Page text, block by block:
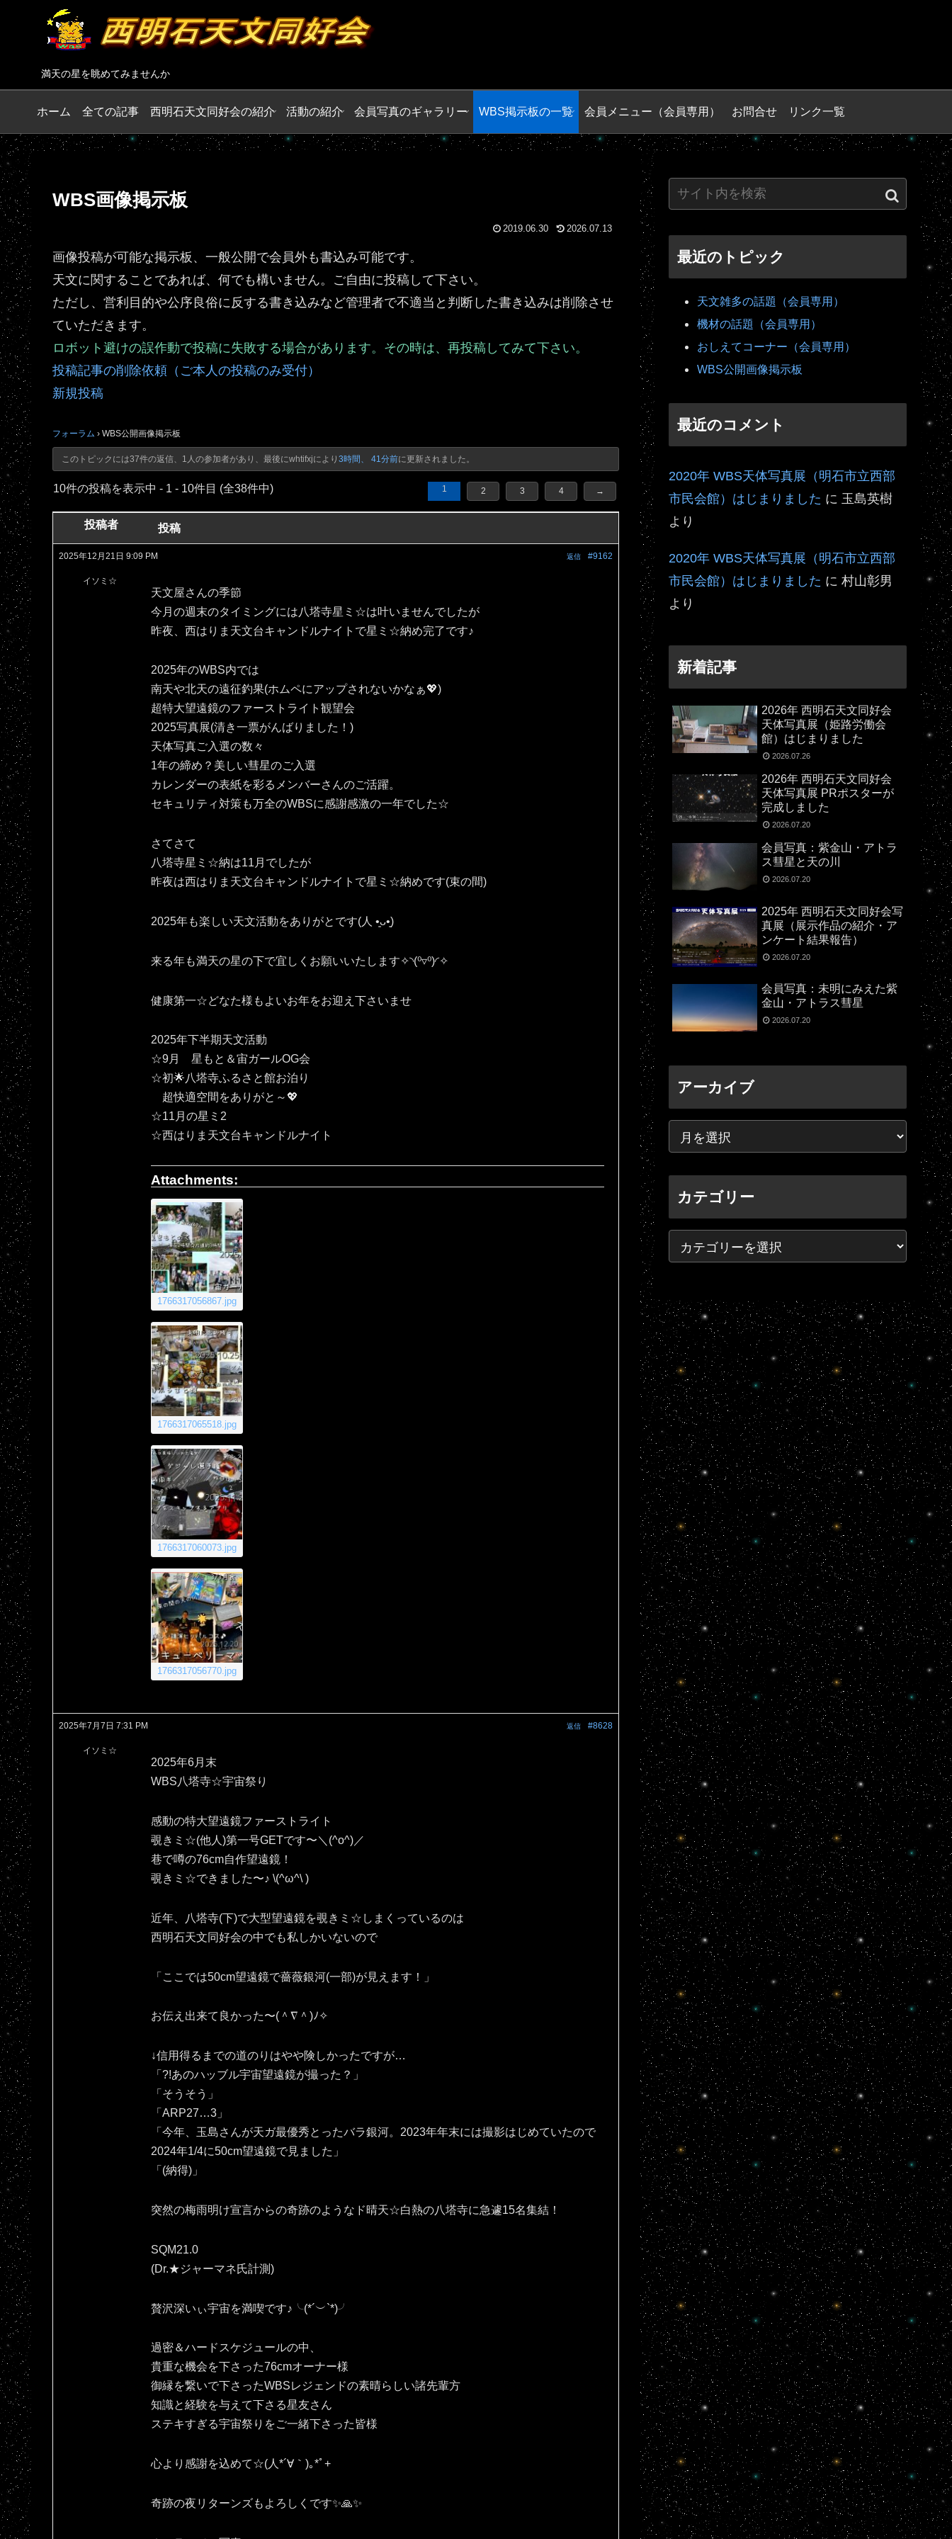
満天の星を眺めてみませんか
ホーム 全ての記事 西明石天文同好会の紹介 活動の紹介 会員写真のギャラリー WBS掲示板の一覧 会員メニュー（会員専用） お問合せ リンク一覧
WBS画像掲示板
2019.06.30 2026.07.13
画像投稿が可能な掲示板、一般公開で会員外も書込み可能です。
天文に関することであれば、何でも構いません。ご自由に投稿して下さい。
ただし、営利目的や公序良俗に反する書き込みなど管理者で不適当と判断した書き込みは削除させ
ていただきます。
ロボット避けの誤作動で投稿に失敗する場合があります。その時は、再投稿してみて下さい。
投稿記事の削除依頼（ご本人の投稿のみ受付）
新規投稿
フォーラム › WBS公開画像掲示板
このトピックには37件の返信、1人の参加者があり、最後にwhtifxjにより 3時間、 41分前に更新されました。
10件の投稿を表示中 - 1 - 10件目 (全38件中) 1 2 3 4 →
投稿者 投稿
2025年12月21日 9:09 PM #9162
返信
イソミ☆
天文屋さんの季節
今月の週末のタイミングには八塔寺星ミ☆は叶いませんでしたが
昨夜、西はりま天文台キャンドルナイトで星ミ☆納め完了です♪
2025年のWBS内では
南天や北天の遠征釣果(ホムペにアップされないかなぁ💖)
超特大望遠鏡のファーストライト観望会
2025写真展(清き一票がんばりました！)
天体写真ご入選の数々
1年の締め？美しい彗星のご入選
カレンダーの表紙を彩るメンバーさんのご活躍。
セキュリティ対策も万全のWBSに感謝感激の一年でした☆
さてさて
八塔寺星ミ☆納は11月でしたが
昨夜は西はりま天文台キャンドルナイトで星ミ☆納めです(束の間)
2025年も楽しい天文活動をありがとです(⁠人⁠ ⁠•͈⁠ᴗ⁠•͈⁠)
来る年も満天の星の下で宜しくお願いいたします✧⁠◝⁠(⁠⁰⁠▿⁠⁰⁠)⁠◜⁠✧
健康第一☆どなた様もよいお年をお迎え下さいませ
2025年下半期天文活動
☆9月 星もと＆宙ガールOG会
☆初🌟八塔寺ふるさと館お泊り
超快適空間をありがと～💖
☆11月の星ミ2
☆西はりま天文台キャンドルナイト
Attachments:
1766317056867.jpg
1766317065518.jpg
1766317060073.jpg
1766317056770.jpg
2025年7月7日 7:31 PM #8628
返信
イソミ☆
2025年6月末
WBS八塔寺☆宇宙祭り
感動の特大望遠鏡ファーストライト
覗きミ☆(他人)第一号GETです〜＼(^o^)／
巷で噂の76cm自作望遠鏡！
覗きミ☆できました〜♪⁠ ⁠\⁠(⁠^⁠ω⁠^⁠\⁠ ⁠)
近年、八塔寺(下)で大型望遠鏡を覗きミ☆しまくっているのは
西明石天文同好会の中でも私しかいないので
「ここでは50cm望遠鏡で薔薇銀河(一部)が見えます！」
お伝え出来て良かった〜(⁠＾⁠∇⁠＾⁠)⁠ﾉ⁠✧⁠
↓信用得るまでの道のりはやや険しかったですが…
「?!あのハッブル宇宙望遠鏡が撮った？」
「そうそう」
「ARP27…3」
「今年、玉島さんが天ガ最優秀とったバラ銀河。2023年年末には撮影はじめていたので
2024年1/4に50cm望遠鏡で見ました」
「(納得)」
突然の梅雨明け宣言からの奇跡のようなド晴天☆白熱の八塔寺に急遽15名集結！
SQM21.0
(Dr.★ジャーマネ氏計測)
贅沢深いぃ宇宙を満喫です♪⁠╰⁠(⁠*⁠´⁠︶⁠`⁠*⁠)⁠╯
過密＆ハードスケジュールの中、
貴重な機会を下さった76cmオーナー様
御縁を繋いで下さったWBSレジェンドの素晴らしい諸先輩方
知識と経験を与えて下さる星友さん
ステキすぎる宇宙祭りをご一緒下さった皆様
心より感謝を込めて☆(⁠人⁠*⁠´⁠∀⁠｀⁠)⁠｡⁠*ﾟ⁠+
奇跡の夜リターンズもよろしくです✨🙏✨️
最近のトピック
天文雑多の話題（会員専用）
機材の話題（会員専用）
おしえてコーナー（会員専用）
WBS公開画像掲示板
最近のコメント
2020年 WBS天体写真展（明石市立西部
市民会館）はじまりました に 玉島英樹
より
2020年 WBS天体写真展（明石市立西部
市民会館）はじまりました に 村山彰男
より
新着記事
2026年 西明石天文同好会
天体写真展（姫路労働会
館）はじまりました
2026.07.26
2026年 西明石天文同好会
天体写真展 PRポスターが
完成しました
2026.07.20
会員写真：紫金山・アトラ
ス彗星と天の川
2026.07.20
2025年 西明石天文同好会写
真展（展示作品の紹介・ア
ンケート結果報告）
2026.07.20
会員写真：未明にみえた紫
金山・アトラス彗星
2026.07.20
アーカイブ
カテゴリー